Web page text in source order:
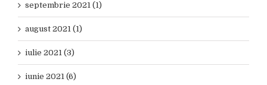
septembrie 2021 (1)
august 2021 (1)
iulie 2021 (3)
iunie 2021 (6)